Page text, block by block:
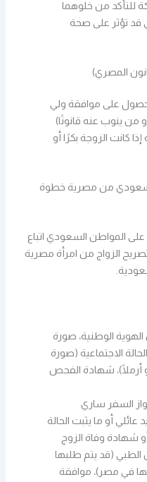
للتأكد من خلوهما
قد تؤثر على صحة
على موافقة ولي
من ينوب عنه قانونًا)
كانت الزوجة بكرًا أو
من مصرية خطوة
المواطن السعودي اتباع
الزواج من امرأة مصرية
الوطنية، صورة
الاجتماعية (صورة
أرملًا)، شهادة الفحص
السفر ساري
أو ما يثبت الحالة
شهادة وفاة الزوج
(قد يتم طلبها
في مصر)، موافقة